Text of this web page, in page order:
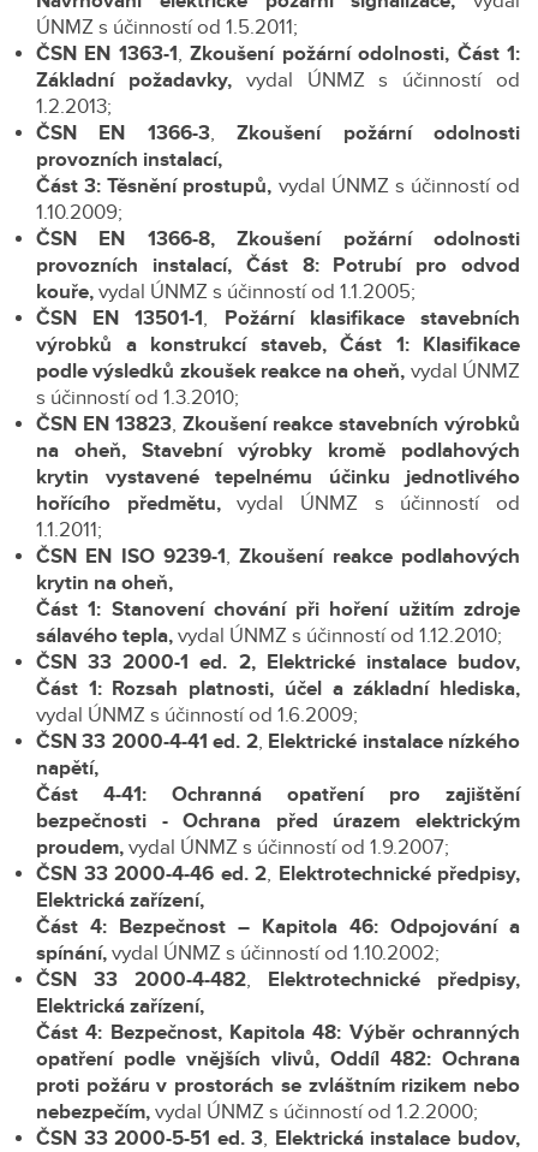
ÚNMZ s účinností od 1.5.2011;
ČSN EN 1363-1,Zkoušení požární odolnosti, Část 1:
Základní požadavky, vydal ÚNMZ s účinností od
1.2.2013;
ČSN EN 1366-3,Zkoušení požární odolnosti
provozních instalací,
Část 3: Těsnění prostupů, vydal ÚNMZ s účinností od
1.10.2009;
ČSN EN 1366-8, Zkoušení požární odolnosti
provozních instalací, Část 8: Potrubí pro odvod
kouře, vydal ÚNMZ s účinností od 1.1.2005;
ČSN EN 13501-1, Požární klasifikace stavebních
výrobků a konstrukcí staveb, Část 1: Klasifikace
podle výsledků zkoušek reakce na oheň, vydal ÚNMZ
s účinností od 1.3.2010;
ČSN EN 13823, Zkoušení reakce stavebních výrobků
na oheň, Stavební výrobky kromě podlahových
krytin vystavené tepelnému účinku jednotlivého
hořícího předmětu,vydal ÚNMZ s účinností od
1.1.2011;
ČSN EN ISO 9239-1,Zkoušení reakce podlahových
krytin na oheň,
Část 1: Stanovení chování při hoření užitím zdroje
sálavého tepla, vydal ÚNMZ s účinností od 1.12.2010;
ČSN 33 2000-1 ed. 2, Elektrické instalace budov,
Část 1: Rozsah platnosti, účel a základní hlediska,
vydal ÚNMZ s účinností od 1.6.2009;
ČSN 33 2000-4-41 ed. 2, Elektrické instalace nízkého
napětí,
Část 4-41: Ochranná opatření pro zajištění
bezpečnosti - Ochrana před úrazem elektrickým
proudem, vydal ÚNMZ s účinností od 1.9.2007;
ČSN 33 2000-4-46 ed. 2, Elektrotechnické předpisy,
Elektrická zařízení,
Část 4: Bezpečnost – Kapitola 46: Odpojování a
spínání, vydal ÚNMZ s účinností od 1.10.2002;
ČSN 33 2000-4-482, Elektrotechnické předpisy,
Elektrická zařízení,
Část 4: Bezpečnost, Kapitola 48: Výběr ochranných
opatření podle vnějších vlivů, Oddíl 482: Ochrana
proti požáru v prostorách se zvláštním rizikem nebo
nebezpečím, vydal ÚNMZ s účinností od 1.2.2000;
ČSN 33 2000-5-51 ed. 3, Elektrická instalace budov,